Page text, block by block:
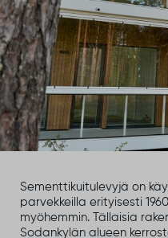
Sementtikuitulevyjä on
parvekkeilla erityisesti
myöhemmin. Tällaisia
Sodankylän alueen